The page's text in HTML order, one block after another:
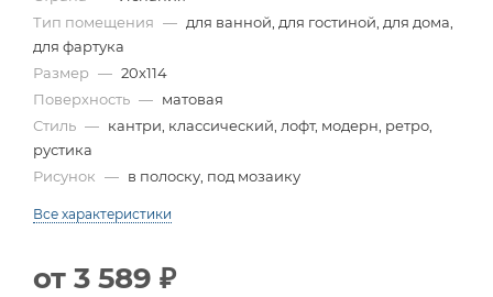
Тип помещения — для ванной, для гостиной, для дома,
для фартука
Размер — 20x114
Поверхность — матовая
Стиль — кантри, классический, лофт, модерн, ретро,
рустика
Рисунок — в полоску, под мозаику
Все характеристики
от 3 589 ₽